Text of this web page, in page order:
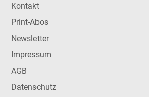
Kontakt
Print-Abos
Newsletter
Impressum
AGB
Datenschutz